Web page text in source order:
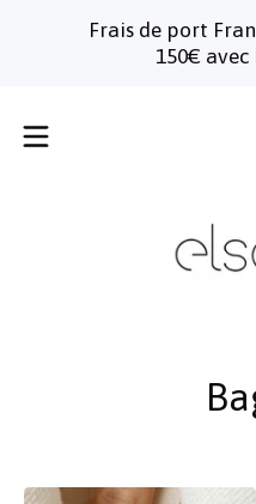
Frais de port
150€ avec